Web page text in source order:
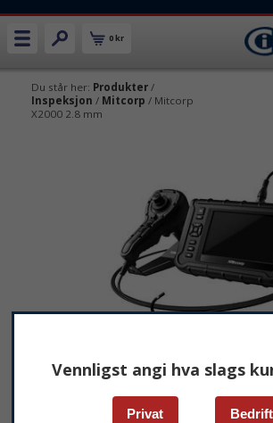
Vennligst angi hva slags
Privat Bedrift
0 kr
Du står her: Produkter/
Inspeksjon / Mitcorp / Mitcorp
X2000 2.8 mm
Mitcorp X2000 2.8 mm